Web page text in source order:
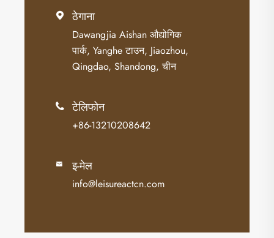
 ठेगाना
Dawangjia Aishan औद्योगिक
पार्क, Yanghe टाउन, Jiaozhou,
Qingdao, Shandong, चीन
 टेलिफोन
+86-13210208642
 इ-मेल
info@leisureactcn.com